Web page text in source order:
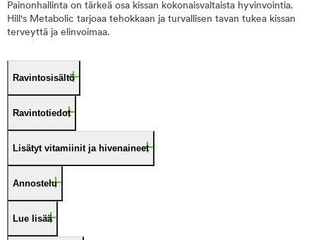
Painonhallinta on tärkeä osa kissan kokonaisvaltaista hyvinvointia.
Hill's Metabolic tarjoaa tehokkaan ja turvallisen tavan tukea kissan
terveyttä ja elinvoimaa.
Ravintosisältö
Ravintotiedot
Lisätyt vitamiinit ja hivenaineet
Annostelu
Lue lisää